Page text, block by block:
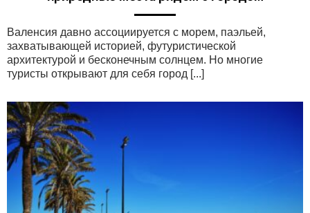
Валенсия давно ассоциируется с морем, паэльей,
захватывающей историей, футуристической
архитектурой и бесконечным солнцем. Но многие
туристы открывают для себя город [...]